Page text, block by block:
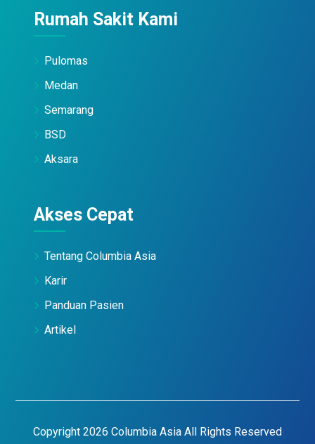
Rumah Sakit Kami
Pulomas
Medan
Semarang
BSD
Aksara
Akses Cepat
Tentang Columbia Asia
Karir
Panduan Pasien
Artikel
Copyright 2026 Columbia Asia All Rights Reserved